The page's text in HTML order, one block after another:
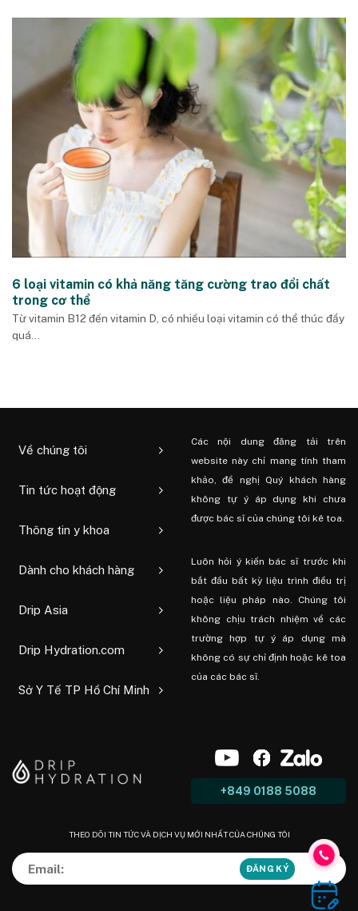
6 loại vitamin có khả năng tăng cường trao đổi chất
trong cơ thể
Từ vitamin B12 đến vitamin D, có nhiều loại vitamin có thể thúc đẩy
quá...
Về chúng tôi
Tin tức hoạt động
Thông tin y khoa
Dành cho khách hàng
Drip Asia
Drip Hydration.com
Sở Y Tế TP Hồ Chí Minh
Các nội dung đăng tải trên
website này chỉ mang tính tham
khảo, đề nghị Quý khách hàng
không tự ý áp dụng khi chưa
được bác sĩ của chúng tôi kê toa.
Luôn hỏi ý kiến ​​bác sĩ trước khi
bắt đầu bất kỳ liệu trình điều trị
hoặc liệu pháp nào. Chúng tôi
không chịu trách nhiệm về các
trường hợp tự ý áp dụng mà
không có sự chỉ định hoặc kê toa
của các bác sĩ.
+849 0188 5088
THEO DÕI TIN TỨC VÀ DỊCH VỤ MỚI NHẤT CỦA CHÚNG TÔI